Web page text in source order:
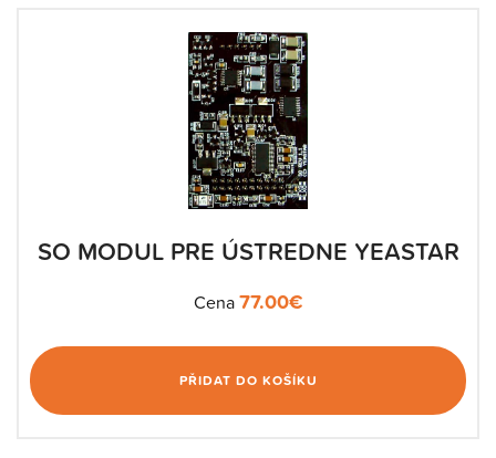
SO MODUL PRE ÚSTREDNE YEASTAR
Cena77.00€
PŘIDAT DO KOŠÍKU